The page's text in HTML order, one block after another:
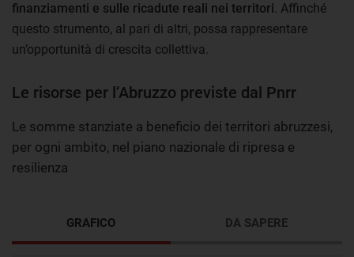
finanziamenti e sulle ricadute reali nei territori. Affinché
questo strumento, al pari di altri, possa rappresentare
un’opportunità di crescita collettiva.
Le risorse per l’Abruzzo previste dal Pnrr
Le somme stanziate a beneficio dei territori abruzzesi,
per ogni ambito, nel piano nazionale di ripresa e
resilienza
GRAFICO DA SAPERE